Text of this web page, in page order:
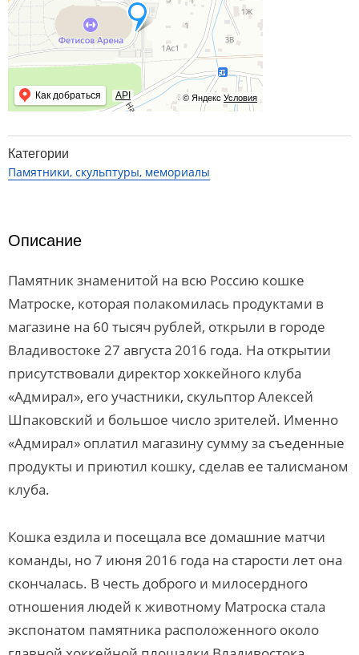
© Яндекс Условия
Как добраться API
Категории
Памятники, скульптуры, мемориалы
Описание
Памятник знаменитой на всю Россию кошке
Матроске, которая полакомилась продуктами в
магазине на 60 тысяч рублей, открыли в городе
Владивостоке 27 августа 2016 года. На открытии
присутствовали директор хоккейного клуба
«Адмирал», его участники, скульптор Алексей
Шпаковский и большое число зрителей. Именно
«Адмирал» оплатил магазину сумму за съеденные
продукты и приютил кошку, сделав ее талисманом
клуба.
Кошка ездила и посещала все домашние матчи
команды, но 7 июня 2016 года на старости лет она
скончалась. В честь доброго и милосердного
отношения людей к животному Матроска стала
экспонатом памятника расположенного около